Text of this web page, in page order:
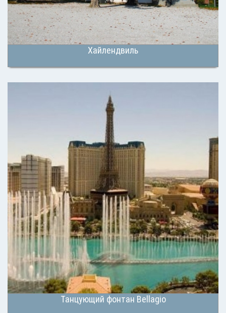
Хайлендвиль
Танцующий фонтан Bellagio